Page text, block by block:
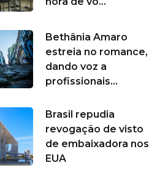
Bethânia Amaro
estreia no romance,
dando voz a
profissionais...
Brasil repudia
revogação de visto
de embaixadora nos
EUA